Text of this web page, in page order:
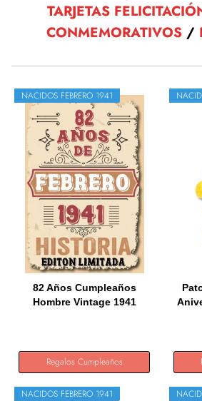
TARJETAS
CONMEMORATIVOS /
NACIDOS FEBRERO 1941
82 Años Cumpleaños
Hombre Vintage 1941
Regalos Cumpleaños
NACIDOS FEBRERO 1941